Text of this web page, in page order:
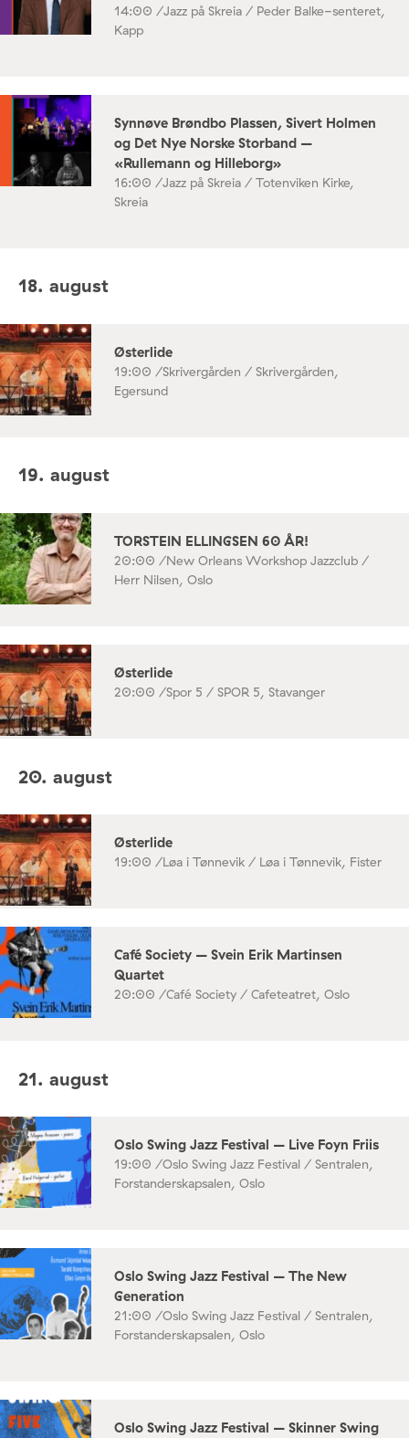
14:00 /Jazz på Skreia / Peder Balke-senteret,
Kapp
Synnøve Brøndbo Plassen, Sivert Holmen
og Det Nye Norske Storband –
«Rullemann og Hilleborg»
16:00 /Jazz på Skreia / Totenviken Kirke,
Skreia
18. august
Østerlide
19:00 /Skrivergården / Skrivergården,
Egersund
19. august
TORSTEIN ELLINGSEN 60 ÅR!
20:00 /New Orleans Workshop Jazzclub /
Herr Nilsen, Oslo
Østerlide
20:00 /Spor 5 / SPOR 5, Stavanger
20. august
Østerlide
19:00 /Løa i Tønnevik / Løa i Tønnevik, Fister
Café Society – Svein Erik Martinsen
Quartet
20:00 /Café Society / Cafeteatret, Oslo
21. august
Oslo Swing Jazz Festival – Live Foyn Friis
19:00 /Oslo Swing Jazz Festival / Sentralen,
Forstanderskapsalen, Oslo
Oslo Swing Jazz Festival – The New
Generation
21:00 /Oslo Swing Jazz Festival / Sentralen,
Forstanderskapsalen, Oslo
Oslo Swing Jazz Festival – Skinner Swing